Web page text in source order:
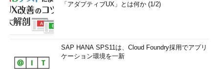
「アダプティブUX」とは何か (1/2)
SAP HANA SPS11は、Cloud Foundry採用でアプリ
ケーション環境を一新